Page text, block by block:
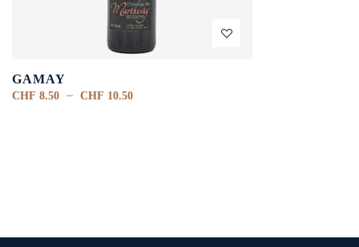
GAMAY
CHF 8.50 – CHF 10.50